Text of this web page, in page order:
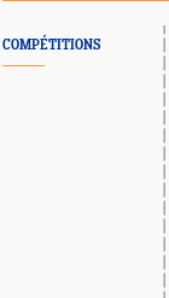
COMPÉTITIONS